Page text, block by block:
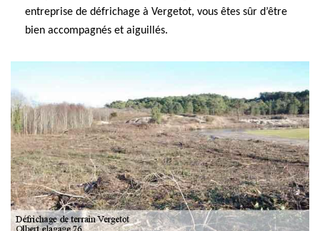
entreprise de défrichage à Vergetot, vous êtes sûr d’être
bien accompagnés et aiguillés.